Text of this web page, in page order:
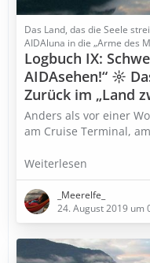
Das Land, das die Seele
AIDAluna in die „Arme des
Logbuch IX:
AIDAsehen!“ ☼
Zurück im „Land
Anders als vor einer
am Cruise Terminal,
Weiterlesen
_Meerelfe_
24. August 2019 um